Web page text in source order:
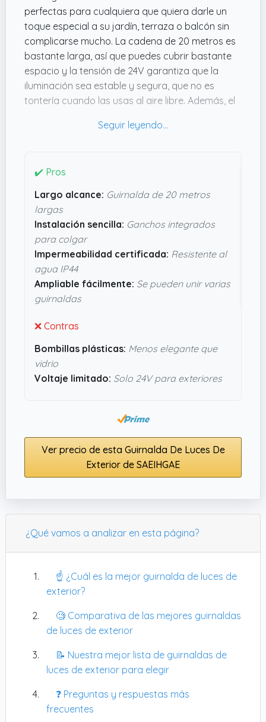
perfectas para cualquiera que quiera darle un
toque especial a su jardín, terraza o balcón sin
complicarse mucho. La cadena de 20 metros es
bastante larga, así que puedes cubrir bastante
espacio y la tensión de 24V garantiza que la
iluminación sea estable y segura, que no es
tontería cuando las usas al aire libre. Además, el
aguante bien cualquier chaparrón, ideal si sueles
Lo que me parece muy práctico es que vienen
rápida y no necesitas ir pinchándola por ahí.
También se pueden unir varias guirnaldas para
ampliar el espacio iluminado sin lío. En definitiva,
si buscas algo que combine facilidad, resistencia
y un ambiente agradable, estas luces están
bastante bien pensadas para ello.
✔️ Pros
Largo alcance: Guirnalda de 20 metros
largas
Instalación sencilla: Ganchos integrados
para colgar
Impermeabilidad certificada: Resistente al
agua IP44
Ampliable fácilmente: Se pueden unir varias
guirnaldas
❌ Contras
Bombillas plásticas: Menos elegante que
vidrio
Voltaje limitado: Solo 24V para exteriores
Ver precio de esta Guirnalda De Luces De
Exterior de SAEIHGAE
¿Qué vamos a analizar en esta página?
☝️ ¿Cuál es la mejor guirnalda de luces de
exterior?
🧐 Comparativa de las mejores guirnaldas
de luces de exterior
📝 Nuestra mejor lista de guirnaldas de
luces de exterior para elegir
❓ Preguntas y respuestas más
frecuentes